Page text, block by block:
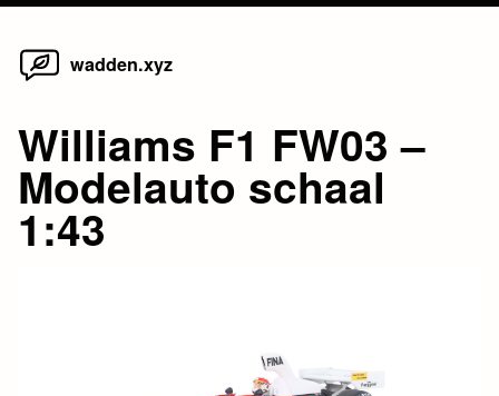
Skip
wadden.xyz
Williams F1 FW03 –
Modelauto schaal
1:43